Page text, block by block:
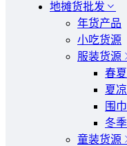
地摊货批发
年货产品
小吃货源
服装货源
春
夏
围
冬
童装货源